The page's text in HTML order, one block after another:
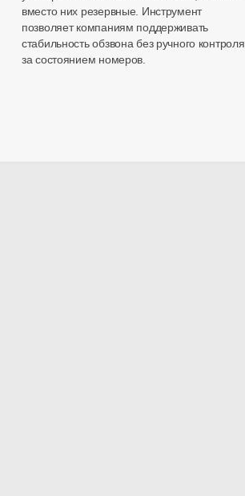
вместо них резервные. Инструмент
позволяет компаниям поддерживать
стабильность обзвона без ручного контроля
за состоянием номеров.